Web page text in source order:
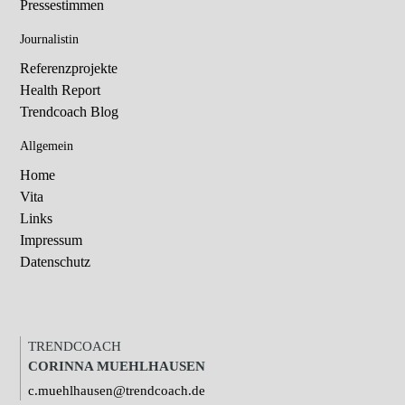
Pressestimmen
Journalistin
Referenzprojekte
Health Report
Trendcoach Blog
Allgemein
Home
Vita
Links
Impressum
Datenschutz
TRENDCOACH
CORINNA MUEHLHAUSEN
c.muehlhausen@trendcoach.de